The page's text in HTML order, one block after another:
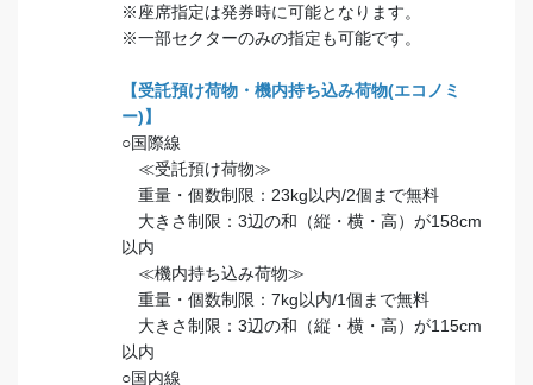
※座席指定は発券時に可能となります。
※一部セクターのみの指定も可能です。
【受託預け荷物・機内持ち込み荷物(エコノミ
ー)】
○国際線
≪受託預け荷物≫
重量・個数制限：23kg以内/2個まで無料
大きさ制限：3辺の和（縦・横・高）が158cm
以内
≪機内持ち込み荷物≫
重量・個数制限：7kg以内/1個まで無料
大きさ制限：3辺の和（縦・横・高）が115cm
以内
○国内線